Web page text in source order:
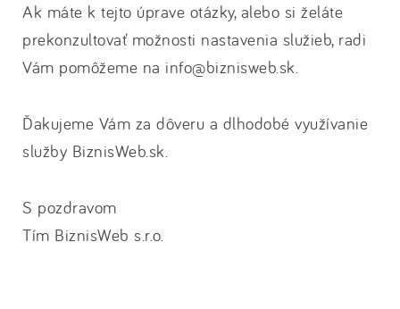
Ak máte k tejto úprave otázky, alebo si želáte
prekonzultovať možnosti nastavenia služieb, radi
Vám pomôžeme na info@biznisweb.sk.
Ďakujeme Vám za dôveru a dlhodobé využívanie
služby BiznisWeb.sk.
S pozdravom
Tím BiznisWeb s.r.o.